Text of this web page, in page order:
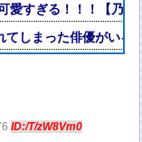
愛すぎる！！！【乃木
てしまった俳優がい
ID:/T/zW8Vm0